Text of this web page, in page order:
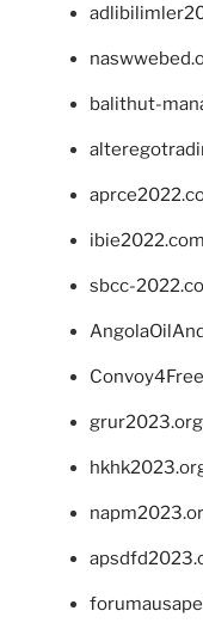
balithut-
ibie2022.com
sbcc-
grur2023.org